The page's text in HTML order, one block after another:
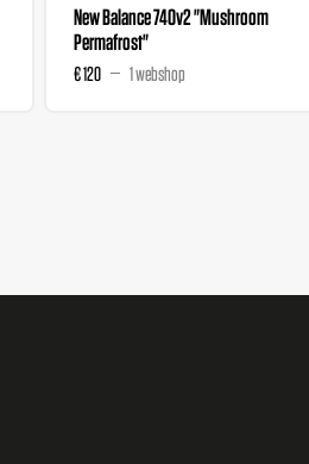
New Balance 740v2 "Mushroom
Permafrost"
€ 120 1 webshop